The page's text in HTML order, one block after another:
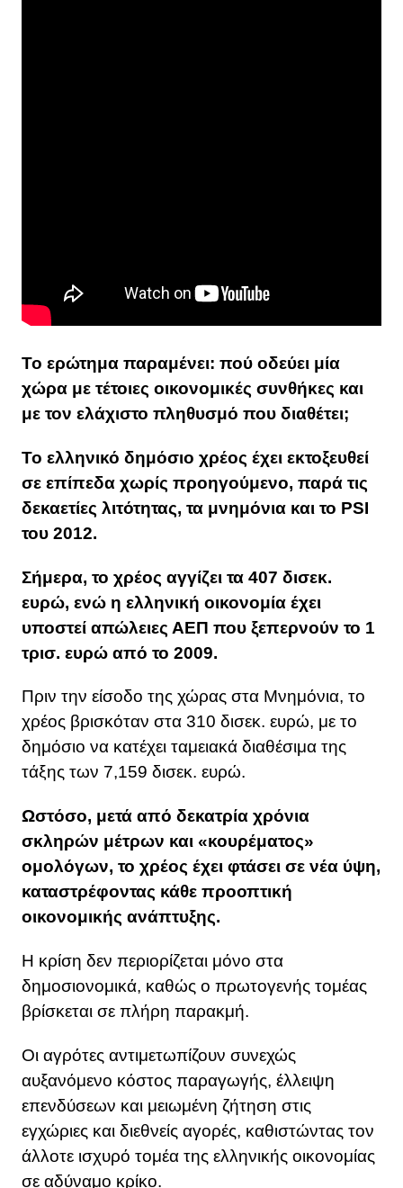
Το ερώτημα παραμένει: πού οδεύει μία
χώρα με τέτοιες οικονομικές συνθήκες και
με τον ελάχιστο πληθυσμό που διαθέτει;
Το ελληνικό δημόσιο χρέος έχει εκτοξευθεί
σε επίπεδα χωρίς προηγούμενο, παρά τις
δεκαετίες λιτότητας, τα μνημόνια και το PSI
του 2012.
Σήμερα, το χρέος αγγίζει τα 407 δισεκ.
ευρώ, ενώ η ελληνική οικονομία έχει
υποστεί απώλειες ΑΕΠ που ξεπερνούν το 1
τρισ. ευρώ από το 2009.
Πριν την είσοδο της χώρας στα Μνημόνια, το
χρέος βρισκόταν στα 310 δισεκ. ευρώ, με το
δημόσιο να κατέχει ταμειακά διαθέσιμα της
τάξης των 7,159 δισεκ. ευρώ.
Ωστόσο, μετά από δεκατρία χρόνια
σκληρών μέτρων και «κουρέματος»
ομολόγων, το χρέος έχει φτάσει σε νέα ύψη,
καταστρέφοντας κάθε προοπτική
οικονομικής ανάπτυξης.
Η κρίση δεν περιορίζεται μόνο στα
δημοσιονομικά, καθώς ο πρωτογενής τομέας
βρίσκεται σε πλήρη παρακμή.
Οι αγρότες αντιμετωπίζουν συνεχώς
αυξανόμενο κόστος παραγωγής, έλλειψη
επενδύσεων και μειωμένη ζήτηση στις
εγχώριες και διεθνείς αγορές, καθιστώντας τον
άλλοτε ισχυρό τομέα της ελληνικής οικονομίας
σε αδύναμο κρίκο.